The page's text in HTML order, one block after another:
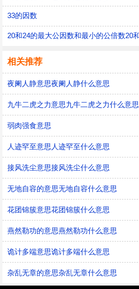
33的因数
相关推荐
夜阑人静意思夜阑人静什么意思
九牛二虎之力意思九牛二虎之力什么意思
弱肉强食意思
人迹罕至意思人迹罕至什么意思
接风洗尘意思接风洗尘什么意思
无地自容的意思无地自容什么意思
花团锦簇意思花团锦簇什么意思
燕然勒功的意思燕然勒功什么意思
诡计多端意思诡计多端什么意思
杂乱无章的意思杂乱无章什么意思